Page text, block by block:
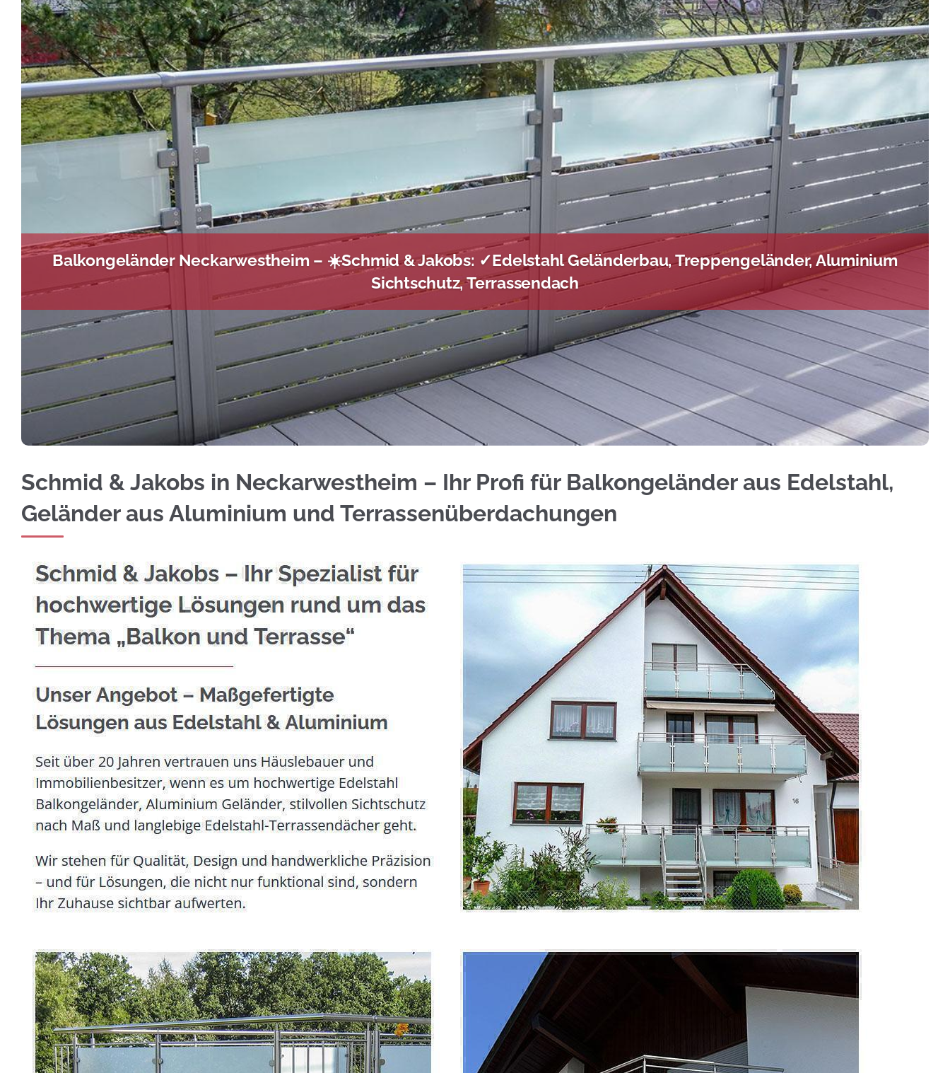
Balkongeländer Neckarwestheim – ☀️Schmid & Jakobs: ✓Edelstahl Geländerbau, Treppengeländer, Aluminium
Sichtschutz, Terrassendach
Fachgerechte Edelstahl Balkongeländer für Neckarwestheim bei ☀️Schmid & Jakobs sowie ✓Aluminium Sichtschutz, Geländerbau,
Schmid & Jakobs in Neckarwestheim – Ihr Profi für Balkongeländer aus Edelstahl,
Geländer aus Aluminium und Terrassenüberdachungen